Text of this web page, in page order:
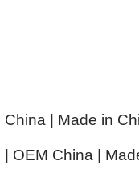
| Made in
OEM China |